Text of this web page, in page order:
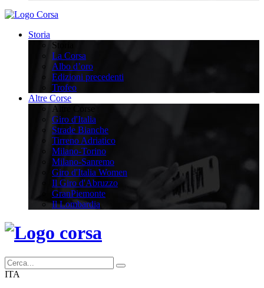
Storia
Storia
La Corsa
Albo d’oro
Edizioni precedenti
Trofeo
Altre Corse
Altre Corse
Giro d'Italia
Strade Bianche
Tirreno Adriatico
Milano-Torino
Milano-Sanremo
Giro d'Italia Women
Il Giro d'Abruzzo
GranPiemonte
Il Lombardia
ITA